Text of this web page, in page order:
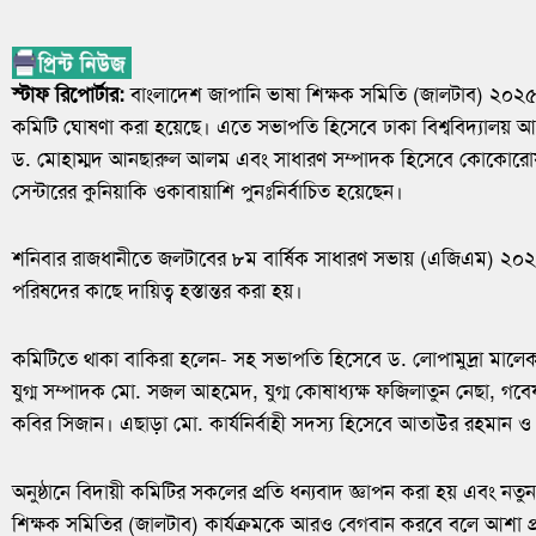
স্টাফ রিপোর্টার:বাংলাদেশ জাপানি ভাষা শিক্ষক সমিতি (জালটাব) ২০২৫-
কমিটি ঘোষণা করা হয়েছে। এতে সভাপতি হিসেবে ঢাকা বিশ্ববিদ্যালয়
ড. মোহাম্মদ আনছারুল আলম এবং সাধারণ সম্পাদক হিসেবে
সেন্টারের কুনিয়াকি ওকাবায়াশি পুনঃনির্বাচিত হয়েছেন।
শনিবার রাজধানীতে জলটাবের ৮ম বার্ষিক সাধারণ সভায় (এজিএম)
পরিষদের কাছে দায়িত্ব হস্তান্তর করা হয়।
কমিটিতে থাকা বাকিরা হলেন- সহ সভাপতি হিসেবে ড. লোপামুদ্রা
যুগ্ম সম্পাদক মো. সজল আহমেদ, যুগ্ম কোষাধ্যক্ষ ফজিলাতুন নেছা,
কবির সিজান। এছাড়া মো. কার্যনির্বাহী সদস্য হিসেবে আতাউর রহমান
অনুষ্ঠানে বিদায়ী কমিটির সকলের প্রতি ধন্যবাদ জ্ঞাপন করা হয় এবং
শিক্ষক সমিতির (জালটাব) কার্যক্রমকে আরও বেগবান করবে বলে আশা